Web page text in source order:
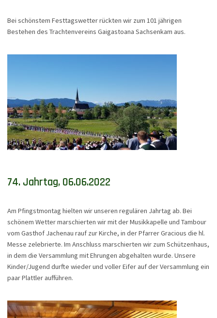
Bei schönstem Festtagswetter rückten wir zum 101 jährigen
Bestehen des Trachtenvereins Gaigastoana Sachsenkam aus.
74. Jahrtag, 06.06.2022
Am Pfingstmontag hielten wir unseren regulären Jahrtag ab. Bei
schönem Wetter marschierten wir mit der Musikkapelle und Tambour
vom Gasthof Jachenau rauf zur Kirche, in der Pfarrer Gracious die hl.
Messe zelebrierte. Im Anschluss marschierten wir zum Schützenhaus,
in dem die Versammlung mit Ehrungen abgehalten wurde. Unsere
Kinder/Jugend durfte wieder und voller Eifer auf der Versammlung ein
paar Plattler aufführen.